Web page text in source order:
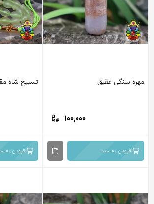
سنگی عقیق
100,000
افزودن به سبد
تسبیح شاه مقصود 33 عددی
افزودن به سبد